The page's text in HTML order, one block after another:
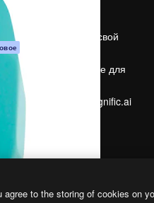
Продайте свой
Помещение для
Ищете magnific.ai
agree to the storing of cookies on